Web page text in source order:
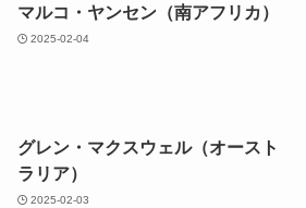
マルコ・ヤンセン（南アフリカ）
2025-02-04
グレン・マクスウェル（オースト
ラリア）
2025-02-03